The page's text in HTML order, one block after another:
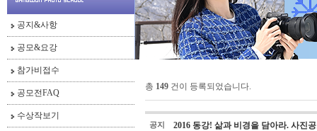
공지&사항
공모&요강
참가비접수
공모전FAQ
수상작보기
총 149 건이 등록되었습니다.
공지 2016 동강! 삶과 비경을 담아라. 사진